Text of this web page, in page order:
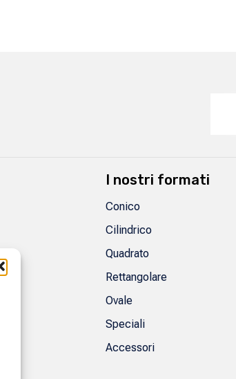
I nostri formati
Conico
Cilindrico
Quadrato
Rettangolare
Ovale
Speciali
Accessori